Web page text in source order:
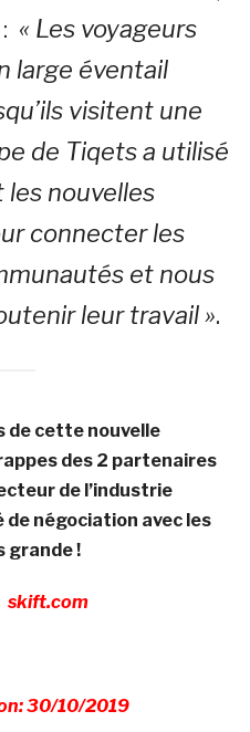
« Les voyageurs
large éventail
visitent une
de Tiqets a utilisé
nouvelles
connecter les
et nous
leur travail ».
de cette nouvelle
des 2 partenaires
de l’industrie
négociation avec les
grande !
skift.com
30/10/2019